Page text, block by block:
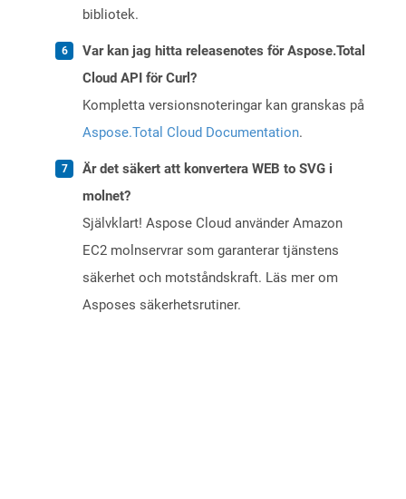
bibliotek.
Var kan jag hitta releasenotes för Aspose.Total
Cloud API för Curl?
Kompletta versionsnoteringar kan granskas på
Aspose.Total Cloud Documentation.
Är det säkert att konvertera WEB to SVG i
molnet?
Självklart! Aspose Cloud använder Amazon
EC2 molnservrar som garanterar tjänstens
säkerhet och motståndskraft. Läs mer om
Asposes säkerhetsrutiner.